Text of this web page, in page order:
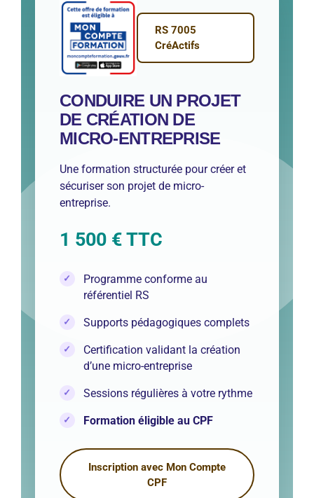
RS 7005
CréActifs
CONDUIRE UN PROJET
DE CRÉATION DE
MICRO-ENTREPRISE
Une formation structurée pour créer et
sécuriser son projet de micro-
entreprise.
1 500 € TTC
Programme conforme au
référentiel RS
Supports pédagogiques complets
Certification validant la création
d’une micro-entreprise
Sessions régulières à votre rythme
Formation éligible au CPF
Inscription avec Mon Compte
CPF